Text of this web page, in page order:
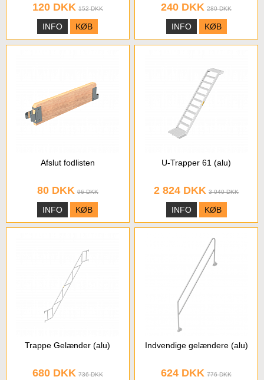
120 DKK 152 DKK
INFO KØB
240 DKK 280 DKK
INFO KØB
Afslut fodlisten
80 DKK 96 DKK
INFO KØB
U-Trapper 61 (alu)
2 824 DKK 3 040 DKK
INFO KØB
Trappe Gelænder (alu)
680 DKK 736 DKK
Indvendige gelændere (alu)
624 DKK 776 DKK